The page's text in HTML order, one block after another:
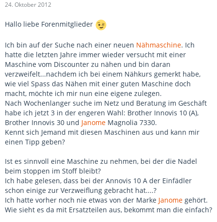
24. Oktober 2012
Hallo liebe Forenmitglieder
Ich bin auf der Suche nach einer neuen Nähmaschine. Ich
hatte die letzten Jahre immer wieder versucht mit einer
Maschine vom Discounter zu nähen und bin daran
verzweifelt...nachdem ich bei einem Nähkurs gemerkt habe,
wie viel Spass das Nähen mit einer guten Maschine doch
macht, möchte ich mir nun eine eigene zulegen.
Nach Wochenlanger suche im Netz und Beratung im Geschäft
habe ich jetzt 3 in der engeren Wahl: Brother Innovis 10 (A),
Brother Innovis 30 und Janome Magnolia 7330.
Kennt sich Jemand mit diesen Maschinen aus und kann mir
einen Tipp geben?
Ist es sinnvoll eine Maschine zu nehmen, bei der die Nadel
beim stoppen im Stoff bleibt?
Ich habe gelesen, dass bei der Annovis 10 A der Einfädler
schon einige zur Verzweiflung gebracht hat....?
Ich hatte vorher noch nie etwas von der Marke Janome gehört.
Wie sieht es da mit Ersatzteilen aus, bekommt man die einfach?